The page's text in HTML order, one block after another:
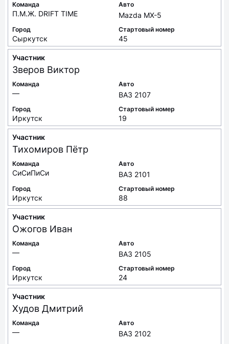
Команда
П.М.Ж. DRIFT TIME
Авто
Mazda MX-5
Город
Сыркутск
Стартовый номер
45
Участник
Зверов Виктор
Команда
—
Авто
ВАЗ 2107
Город
Иркутск
Стартовый номер
19
Участник
Тихомиров Пётр
Команда
СиСиПиСи
Авто
ВАЗ 2101
Город
Иркутск
Стартовый номер
88
Участник
Ожогов Иван
Команда
—
Авто
ВАЗ 2105
Город
Иркутск
Стартовый номер
24
Участник
Худов Дмитрий
Команда
—
Авто
ВАЗ 2102